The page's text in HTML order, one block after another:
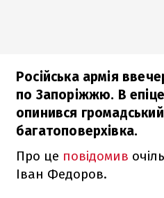
Російська армія
по Запоріжжю. В
опинився
багатоповерхівка.
Про це повідомив
Іван Федоров.